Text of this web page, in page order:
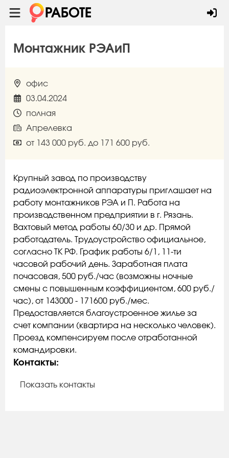
Монтажник РЭАиП
офис
03.04.2024
полная
Апрелевка
от 143 000 руб. до 171 600 руб.
Крупный завод по производству
радиоэлектронной аппаратуры приглашает на
работу монтажников РЭА и П. Работа на
производственном предприятии в г. Рязань.
Вахтовый метод работы 60/30 и др. Прямой
работодатель. Трудоустройство официальное,
согласно ТК РФ. График работы 6/1, 11-ти
часовой рабочий день. Заработная плата
почасовая, 500 руб./час (возможны ночные
смены с повышенным коэффициентом, 600 руб./
час), от 143000 - 171600 руб./мес.
Предоставляется благоустроенное жилье за
счет компании (квартира на несколько человек).
Проезд компенсируем после отработанной
командировки.
Контакты:
Показать контакты